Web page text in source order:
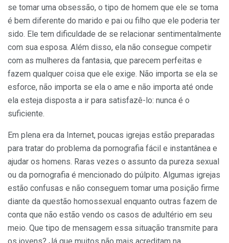
se tomar uma obsessão, o tipo de homem que ele se toma
é bem diferente do marido e pai ou filho que ele poderia ter
sido. Ele tem dificuldade de se relacionar sentimentalmente
com sua esposa. Além disso, ela não consegue competir
com as mulheres da fantasia, que parecem perfeitas e
fazem qualquer coisa que ele exige. Não importa se ela se
esforce, não importa se ela o ame e não importa até onde
ela esteja disposta a ir para satisfazê-lo: nunca é o
suficiente.
Em plena era da Internet, poucas igrejas estão preparadas
para tratar do problema da pornografia fácil e instantânea e
ajudar os homens. Raras vezes o assunto da pureza sexual
ou da pornografia é mencionado do púlpito. Algumas igrejas
estão confusas e não conseguem tomar uma posição firme
diante da questão homossexual enquanto outras fazem de
conta que não estão vendo os casos de adultério em seu
meio. Que tipo de mensagem essa situação transmite para